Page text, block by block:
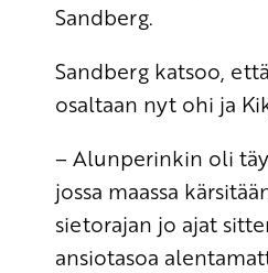
Sandberg.
Sandberg katsoo,
osaltaan nyt ohi ja
– Alunperinkin oli
jossa maassa
sietorajan jo ajat
ansiotasoa